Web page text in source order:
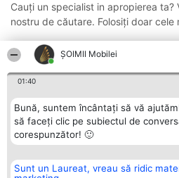
ȘOIMII Mobilei
01:40
Bună, suntem încântați să vă
să faceți clic pe subiectul de
corespunzător! 🙂
Sunt un Laureat, vreau să ridic
Cauți un specialist in apropierea ta?
nostru de căutare. Folosiți doar cele
Organizator Ranking Plebiscyt